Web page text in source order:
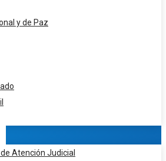
y de Paz
de Atención Judicial